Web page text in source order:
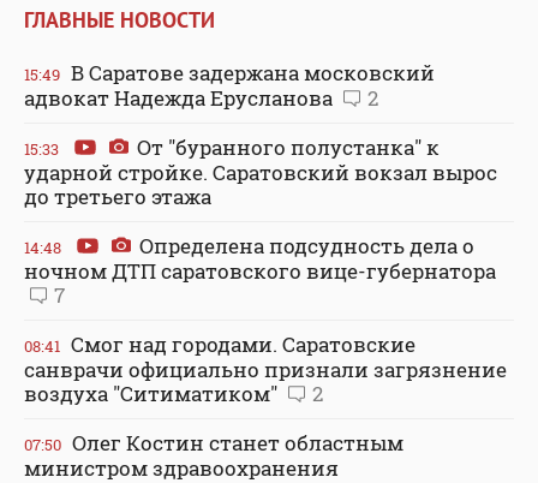
ГЛАВНЫЕ НОВОСТИ
15:49 В Саратове задержана московский
адвокат Надежда Ерусланова
2
15:33
От "буранного полустанка" к
ударной стройке. Саратовский вокзал вырос
до третьего этажа
14:48
Определена подсудность дела о
ночном ДТП саратовского вице-губернатора
7
08:41 Смог над городами. Саратовские
санврачи официально признали загрязнение
воздуха "Ситиматиком"
2
07:50 Олег Костин станет областным
министром здравоохранения